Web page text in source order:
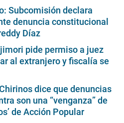
Subcomisión declara
denuncia constitucional
Díaz
pide permiso a juez
al extranjero y fiscalía se
dice que denuncias
son una “venganza” de
de Acción Popular